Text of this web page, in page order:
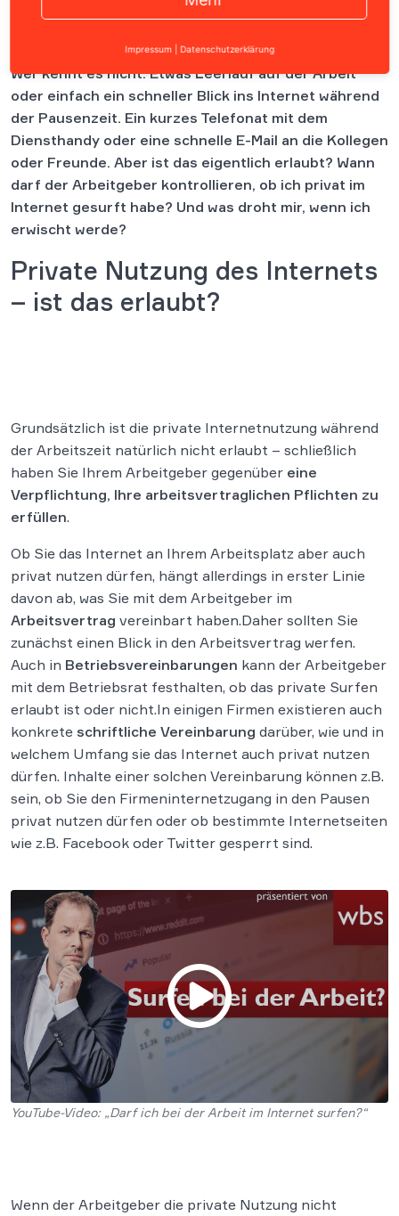
Inhalt
Wer kennt es nicht: Etwas Leerlauf auf der Arbeit
oder einfach ein schneller Blick ins Internet während
der Pausenzeit. Ein kurzes Telefonat mit dem
Diensthandy oder eine schnelle E-Mail an die Kollegen
oder Freunde. Aber ist das eigentlich erlaubt? Wann
darf der Arbeitgeber kontrollieren, ob ich privat im
Internet gesurft habe? Und was droht mir, wenn ich
erwischt werde?
Private Nutzung des Internets
– ist das erlaubt?
Grundsätzlich ist die private Internetnutzung während
der Arbeitszeit natürlich nicht erlaubt – schließlich
haben Sie Ihrem Arbeitgeber gegenüber eine
Verpflichtung, Ihre arbeitsvertraglichen Pflichten zu
erfüllen.
Ob Sie das Internet an Ihrem Arbeitsplatz aber auch
privat nutzen dürfen, hängt allerdings in erster Linie
davon ab, was Sie mit dem Arbeitgeber im
Arbeitsvertrag vereinbart haben.Daher sollten Sie
zunächst einen Blick in den Arbeitsvertrag werfen.
Auch in Betriebsvereinbarungen kann der Arbeitgeber
mit dem Betriebsrat festhalten, ob das private Surfen
erlaubt ist oder nicht.In einigen Firmen existieren auch
konkrete schriftliche Vereinbarung darüber, wie und in
welchem Umfang sie das Internet auch privat nutzen
dürfen. Inhalte einer solchen Vereinbarung können z.B.
sein, ob Sie den Firmeninternetzugang in den Pausen
privat nutzen dürfen oder ob bestimmte Internetseiten
wie z.B. Facebook oder Twitter gesperrt sind.
YouTube-Video: „Darf ich bei der Arbeit im Internet surfen?“
Wenn der Arbeitgeber die private Nutzung nicht
Impressum Datenschutzerklärung